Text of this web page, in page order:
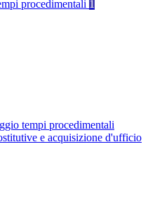
procedimentali 1
tempi procedimentali
e acquisizione d'ufficio